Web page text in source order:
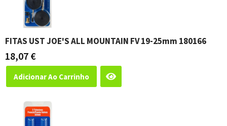
FITAS UST JOE'S ALL MOUNTAIN FV 19-25mm 180166
18,07 €
Adicionar Ao Carrinho